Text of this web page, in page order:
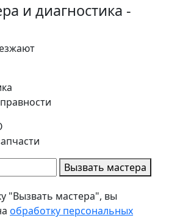
и диагностика -
Вызвать мастера
"Вызвать мастера", вы
обработку персональных